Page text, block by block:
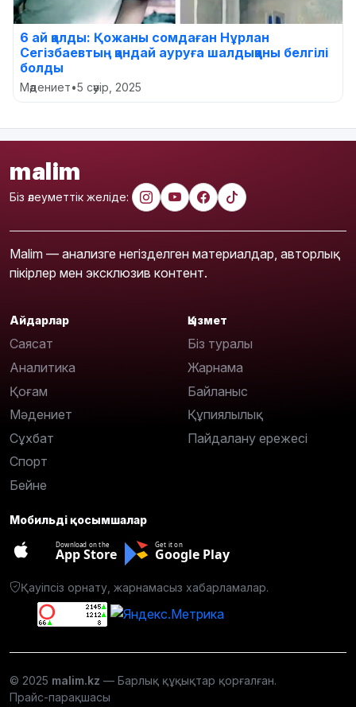
6 ай қалды: Қожаны сомдаған Нұрлан
Сегізбаевтың қандай ауруға шалдыққаны белгілі
болды
Мәдениет•5 сәуір, 2025
malim
Біз әлеуметтік желіде:
Malim — анализге негізделген материалдар, авторлық
пікірлер мен эксклюзив контент.
Айдарлар
Саясат
Аналитика
Қоғам
Мәдениет
Сұхбат
Спорт
Бейне
Қызмет
Біз туралы
Жарнама
Байланыс
Құпиялылық
Пайдалану ережесі
Мобильді қосымшалар
Download on the
App Store
Get it on
Google Play
Қауіпсіз орнату, жарнамасыз хабарламалар.
© 2025 malim.kz — Барлық құқықтар қорғалған.
Прайс-парақшасы